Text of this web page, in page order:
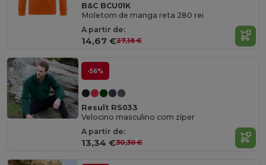
B&C BCU01K
Moletom de manga reta 280 rei
A partir de:
14,67 €27,18 €
-56%
Result RS033
Velocino masculino com zíper
A partir de:
13,34 €30,30 €